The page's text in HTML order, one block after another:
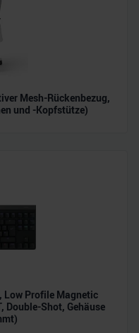
Partner für
weiter. Unsere
möglicherweise mit
ihnen bereitgestellt
Mesh-Rückenbezug,
und -Kopfstütze)
Low Profile Magnetic
Double-Shot, Gehäuse